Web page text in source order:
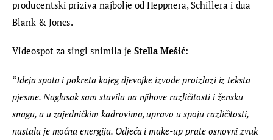
producentski priziva najbolje od Heppnera, Schillera i dua
Blank & Jones.
Videospot za singl snimila je StellaMešić:
“Ideja spota i pokreta kojeg djevojke izvode proizlazi iz teksta
pjesme. Naglasak sam stavila na njihove različitosti i žensku
snagu, a u zajedničkim kadrovima, upravo u spoju različitosti,
nastala je moćna energija. Odjeća i make-up prate osnovni zvuk